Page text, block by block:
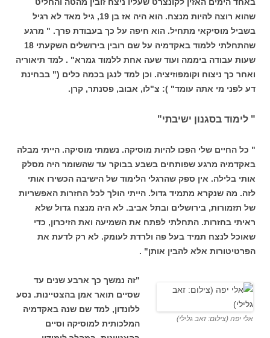
באחד הימים האזין לקונצרט שעליו ניצח זובין מהטה והחליט
שהוא רוצה להיות מנצח. הוא היה אז בן 19, גיל מאד לא רגיל
בשביל מוסיקאי מתחיל. הוא חיפה על כך בעבודת פרך. " מרגע
שהתחלתי ללמוד באקדמיה על שם רובין בירושלים השקעתי 18
שעות עבודה ביממה ועוד שעה אחת ללמוד גמרא" . למד תיאוריה
ואחר כך ניצוח וקומפוזיציה. וכן למד לנגן בכמה כלים (" בבחינת
דע לפני מי אתה עומד" ): צ"לו, אבוב, פסנתר, קרן.
" לימוד בסגנון ישיבתי"
" כל החיים שלי הפכו להיות מוסיקה. נשמתי מוסיקה. הייתי מבלה
באקדמיה מרגע שפותחים בשבע בבוקר עד שהשומר היה מסלק
אותי בלילה. אין ספק שהרגלי הלימוד של הישיבה הכשירו אותי
לזה. מה שנקרא מתמיד גדול. הייתי הולך לכל החזרות האפשריות
של תזמורות, בירושלים ובתל אביב. לא היה מנצח גדול שלא
ראיתי בחזרות. התחלתי לפתח את השמיעה ואת הזיכרון, כדי
שאוכל לנצח תמיד בעל פה ולרדת לעומק. לא רק לדעת את
הפרטיטורות אלא להבין אותן" .
אלי יפה (צילום: זאב גלילי)
"זה נמשך כך ארבע שנים עד
שסיים תואר אמן בהצטיינות. נסע
ללונדון, למד שם שנה באקדמיה
המלכותית למוסיקה וסיים